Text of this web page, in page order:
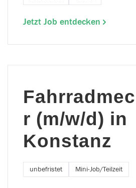
Jetzt Job entdecken
r (m/w/d) in
Konstanz
unbefristet Mini-Job/Teilzeit